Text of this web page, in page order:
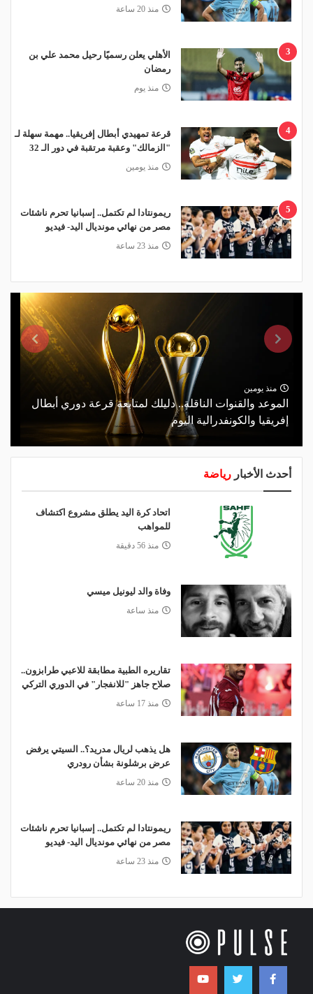
منذ 20 ساعة
3
الأهلي يعلن رسميًا رحيل محمد علي بن
رمضان
منذ يوم
4
قرعة تمهيدي أبطال إفريقيا.. مهمة سهلة لـ
"الزمالك" وعقبة مرتقبة في دور الـ 32
منذ يومين
5
ريمونتادا لم تكتمل.. إسبانيا تحرم ناشئات
مصر من نهائي مونديال اليد- فيديو
منذ 23 ساعة
منذ يومين
الموعد والقنوات الناقلة.. دليلك لمتابعة قرعة دوري أبطال
إفريقيا والكونفدرالية اليوم
أحدث الأخبار رياضة
اتحاد كرة اليد يطلق مشروع اكتشاف
للمواهب
منذ 56 دقيقة
وفاة والد ليونيل ميسي
منذ ساعة
تقاريره الطبية مطابقة للاعبي طرابزون..
صلاح جاهز "للانفجار" في الدوري التركي
منذ 17 ساعة
هل يذهب لريال مدريد؟.. السيتي يرفض
عرض برشلونة بشأن رودري
منذ 20 ساعة
ريمونتادا لم تكتمل.. إسبانيا تحرم ناشئات
مصر من نهائي مونديال اليد- فيديو
منذ 23 ساعة